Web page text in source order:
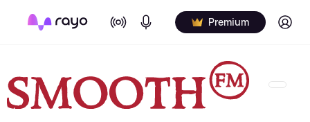
On Air Podcasts Premium Log in